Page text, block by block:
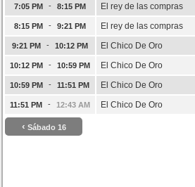
7:05 PM
- 8:15 PM El rey de las compras
8:15 PM - 9:21 PM El rey de las compras
9:21 PM - 10:12 PM El Chico De Oro
10:12 PM - 10:59 PM El Chico De Oro
10:59 PM - 11:51 PM El Chico De Oro
11:51 PM - 12:43 AM El Chico De Oro
‹ Sábado 16